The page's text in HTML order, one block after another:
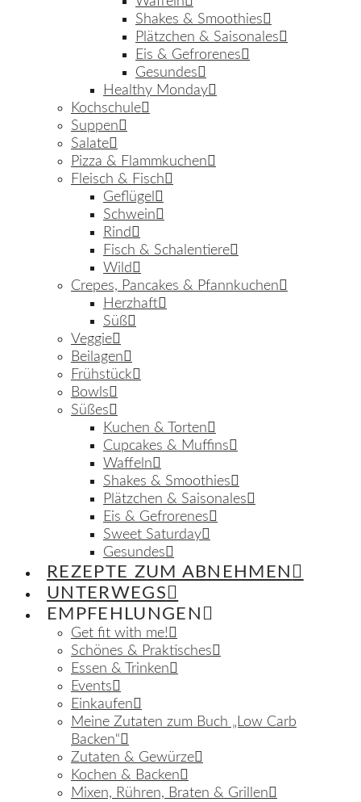
Shakes & Smoothies
Plätzchen & Saisonales
Eis & Gefrorenes
Gesundes
Healthy Monday
Kochschule
Suppen
Salate
Pizza & Flammkuchen
Fleisch & Fisch
Geflügel
Schwein
Rind
Fisch & Schalentiere
Wild
Crepes, Pancakes & Pfannkuchen
Herzhaft
Süß
Veggie
Beilagen
Frühstück
Bowls
Süßes
Kuchen & Torten
Cupcakes & Muffins
Waffeln
Shakes & Smoothies
Plätzchen & Saisonales
Eis & Gefrorenes
Sweet Saturday
Gesundes
REZEPTE ZUM ABNEHMEN
UNTERWEGS
EMPFEHLUNGEN
Get fit with me!
Schönes & Praktisches
Essen & Trinken
Events
Einkaufen
Meine Zutaten zum Buch „Low Carb
Backen“
Zutaten & Gewürze
Kochen & Backen
Mixen, Rühren, Braten & Grillen